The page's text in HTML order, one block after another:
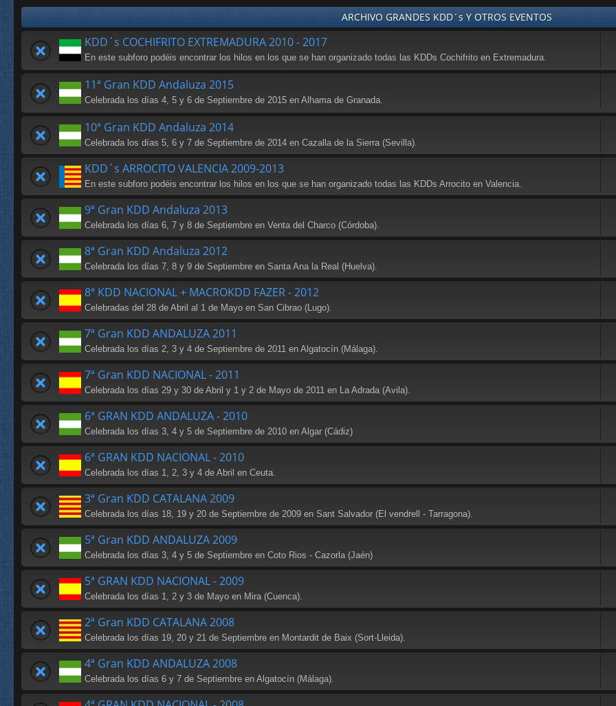
ARCHIVO GRANDES KDD´s Y OTROS EVENTOS
KDD´s COCHIFRITO EXTREMADURA 2010 - 2017
En este subforo podéis encontrar los hilos en los que se han organizado todas las KDDs Cochifrito en Extremadura.
11ª Gran KDD Andaluza 2015
Celebrada los días 4, 5 y 6 de Septiembre de 2015 en Alhama de Granada.
10ª Gran KDD Andaluza 2014
Celebrada los días 5, 6 y 7 de Septiembre de 2014 en Cazalla de la Sierra (Sevilla).
KDD´s ARROCITO VALENCIA 2009-2013
En este subforo podéis encontrar los hilos en los que se han organizado todas las KDDs Arrocito en Valencia.
9ª Gran KDD Andaluza 2013
Celebrada los días 6, 7 y 8 de Septiembre en Venta del Charco (Córdoba).
8ª Gran KDD Andaluza 2012
Celebrada los días 7, 8 y 9 de Septiembre en Santa Ana la Real (Huelva).
8ª KDD NACIONAL + MACROKDD FAZER - 2012
Celebradas del 28 de Abril al 1 de Mayo en San Cibrao (Lugo).
7ª Gran KDD ANDALUZA 2011
Celebrada los días 2, 3 y 4 de Septiembre de 2011 en Algatocín (Málaga).
7ª Gran KDD NACIONAL - 2011
Celebrada los días 29 y 30 de Abril y 1 y 2 de Mayo de 2011 en La Adrada (Avila).
6ª GRAN KDD ANDALUZA - 2010
Celebrada los días 3, 4 y 5 de Septiembre de 2010 en Algar (Cádiz)
6ª GRAN KDD NACIONAL - 2010
Celebrada los días 1, 2, 3 y 4 de Abril en Ceuta.
3ª Gran KDD CATALANA 2009
Celebrada los días 18, 19 y 20 de Septiembre de 2009 en Sant Salvador (El vendrell - Tarragona).
5ª Gran KDD ANDALUZA 2009
Celebrada los días 3, 4 y 5 de Septiembre en Coto Rios - Cazorla (Jaén)
5ª GRAN KDD NACIONAL - 2009
Celebrada los días 1, 2 y 3 de Mayo en Mira (Cuenca).
2ª Gran KDD CATALANA 2008
Celebrada los días 19, 20 y 21 de Septiembre en Montardit de Baix (Sort-Lleida).
4ª Gran KDD ANDALUZA 2008
Celebrada los días 6 y 7 de Septiembre en Algatocín (Málaga).